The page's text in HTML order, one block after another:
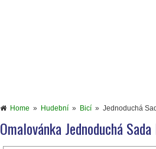
Home » Hudební » Bicí » Jednoduchá
Omalovánka Jednoduchá